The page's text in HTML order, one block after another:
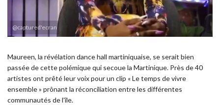
@captured'ecran
Maureen, la révélation dance hall martiniquaise, se serait bien
passée de cette polémique qui secoue la Martinique. Près de 40
artistes ont prêté leur voix pour un clip « Le temps de vivre
ensemble » prônant la réconciliation entre les différentes
communautés de l’île.